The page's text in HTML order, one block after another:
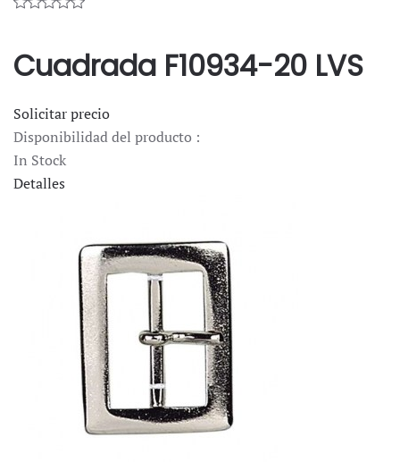
Cuadrada F10934-20 LVS
Solicitar precio
Disponibilidad del producto :
In Stock
Detalles